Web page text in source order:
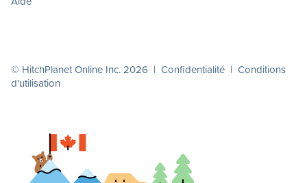
© HitchPlanet Online Inc. 2026 | Confidentialité | Conditions
d'utilisation